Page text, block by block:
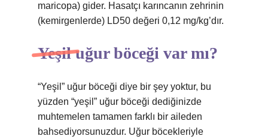
maricopa) gider. Hasatçı karıncanın zehrinin
(kemirgenlerde) LD50 değeri 0,12 mg/kg’dır.
Yeşil uğur böceği var mı?
“Yeşil” uğur böceği diye bir şey yoktur, bu
yüzden “yeşil” uğur böceği dediğinizde
muhtemelen tamamen farklı bir aileden
bahsediyorsunuzdur. Uğur böcekleriyle